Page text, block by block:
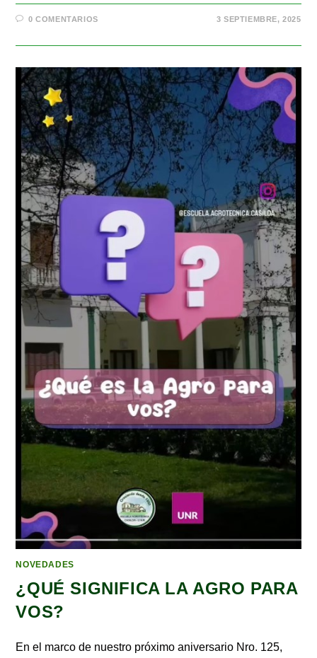
0 COMENTARIOS 3 SEPTIEMBRE, 2025
NOVEDADES
¿QUÉ SIGNIFICA LA AGRO PARA
VOS?
En el marco de nuestro próximo aniversario Nro. 125,